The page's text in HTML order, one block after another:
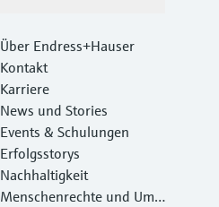
Über Endress+Hauser
Kontakt
Karriere
News und Stories
Events & Schulungen
Erfolgsstorys
Nachhaltigkeit
Menschenrechte und Umw